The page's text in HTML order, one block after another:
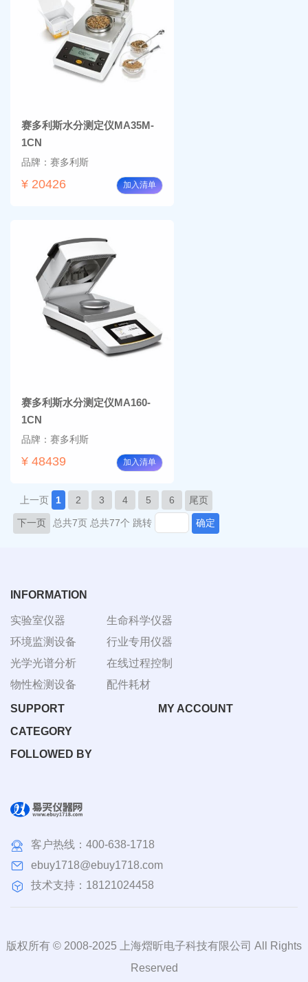
赛多利斯水分测定仪MA35M-
1CN
品牌：赛多利斯
¥ 20426 加入清单
赛多利斯水分测定仪MA160-
1CN
品牌：赛多利斯
¥ 48439 加入清单
上一页 1 2 3 4 5 6 尾页
下一页 总共7页 总共77个 跳转 确定
INFORMATION
实验室仪器
环境监测设备
光学光谱分析
物性检测设备
生命科学仪器
行业专用仪器
在线过程控制
配件耗材
SUPPORT
MY ACCOUNT
CATEGORY
FOLLOWED BY
客户热线： 400-638-1718
ebuy1718@ebuy1718.com
技术支持：18121024458
版权所有 © 2008-2025 上海熠昕电子科技有限公司 All Rights
Reserved